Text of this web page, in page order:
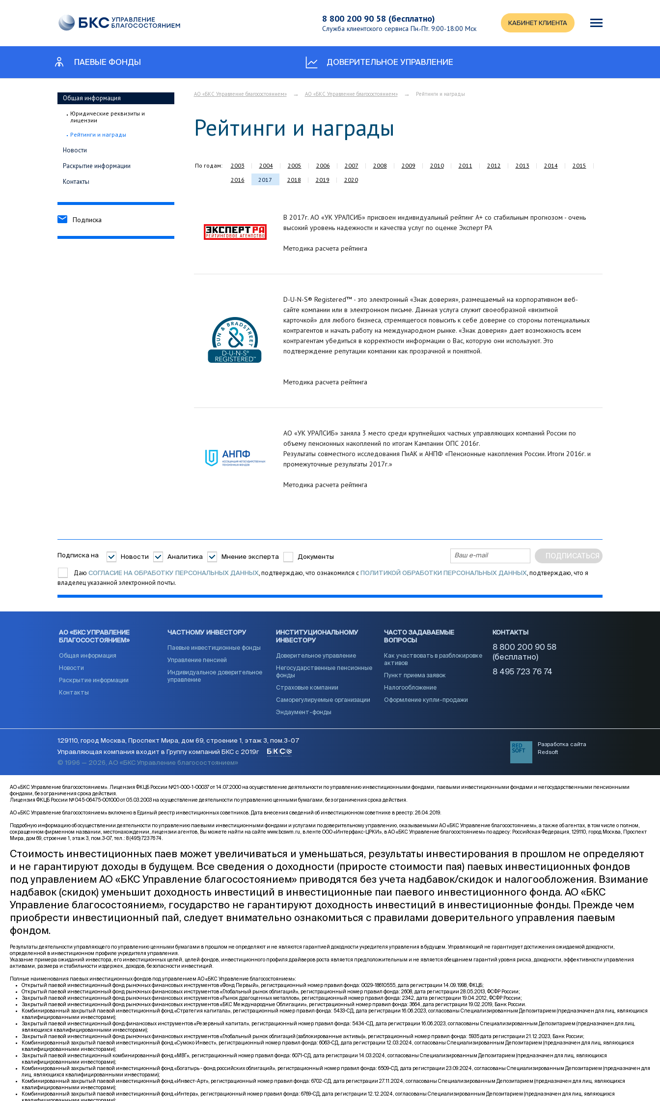
8 800 200 90 58 (бесплатно)
Служба клиентского сервиса Пн.-Пт. 9:00-18:00 Мск
КАБИНЕТ КЛИЕНТА
ПАЕВЫЕ ФОНДЫ ДОВЕРИТЕЛЬНОЕ УПРАВЛЕНИЕ
Общая информация
Юридические реквизиты и
лицензии
Рейтинги и награды
Новости
Раскрытие информации
Контакты
Подписка
АО «БКС Управление благосостоянием» → АО «БКС Управление благосостоянием» → Рейтинги и награды
Рейтинги и награды
По годам: 2003 2004 2005 2006 2007 2008 2009 2010 2011 2012 2013 2014
2015
2016
2017 2018 2019 2020
В 2017г. АО «УК УРАЛСИБ» присвоен индивидуальный рейтинг А+ со стабильным прогнозом - очень
высокий уровень надежности и качества услуг по оценке Эксперт РА
Методика расчета рейтинга
D-U-N-S® Registered™ - это электронный «Знак доверия», размещаемый на корпоративном веб-
сайте компании или в электронном письме. Данная услуга служит своеобразной «визитной
карточкой» для любого бизнеса, стремящегося повысить к себе доверие со стороны потенциальных
контрагентов и начать работу на международном рынке. «Знак доверия» дает возможность всем
контрагентам убедиться в корректности информации о Вас, которую они используют. Это
подтверждение репутации компании как прозрачной и понятной.
Методика расчета рейтинга
АО «УК УРАЛСИБ» заняла 3 место среди крупнейших частных управляющих компаний России по
объему пенсионных накоплений по итогам Кампании ОПС 2016г.
Результаты совместного исследования ПиАК и АНПФ «Пенсионные накопления России. Итоги 2016г. и
промежуточные результаты 2017г.»
Методика расчета рейтинга
Подписка на Новости Аналитика Мнение эксперта Документы ПОДПИСАТЬСЯ
Даю СОГЛАСИЕ НА ОБРАБОТКУ ПЕРСОНАЛЬНЫХ ДАННЫХ, подтверждаю, что ознакомился с ПОЛИТИКОЙ ОБРАБОТКИ ПЕРСОНАЛЬНЫХ ДАННЫХ, подтверждаю, что я
владелец указанной электронной почты.
АО «БКС УПРАВЛЕНИЕ
БЛАГОСОСТОЯНИЕМ»
Общая информация
Новости
Раскрытие информации
Контакты
ЧАСТНОМУ ИНВЕСТОРУ
Паевые инвестиционные фонды
Управление пенсией
Индивидуальное доверительное
управление
ИНСТИТУЦИОНАЛЬНОМУ
ИНВЕСТОРУ
Доверительное управление
Негосударственные пенсионные
фонды
Страховые компании
Саморегулируемые организации
Эндаумент-фонды
ЧАСТО ЗАДАВАЕМЫЕ
ВОПРОСЫ
Как участвовать в разблокировке
активов
Пункт приема заявок
Налогообложение
Оформление купли-продажи
КОНТАКТЫ
8 800 200 90 58
(бесплатно)
8 495 723 76 74
129110, город Москва, Проспект Мира, дом 69, строение 1, этаж 3, пом.3-07
Управляющая компания входит в Группу компаний БКС с 2019г
© 1996 — 2026, АО «БКС Управление благосостоянием»
Разработка сайта
Redsoft
АО «БКС Управление благосостоянием». Лицензия ФКЦБ России №21-000-1-00037 от 14.07.2000 на осуществление деятельности по управлению инвестиционными фондами, паевыми инвестиционными фондами и негосударственными пенсионными
фондами, без ограничения срока действия.
Лицензия ФКЦБ России № 045-06475-001000 от 05.03.2003 на осуществление деятельности по управлению ценными бумагами, без ограничения срока действия.
АО «БКС Управление благосостоянием» включено в Единый реестр инвестиционных советников. Дата внесения сведений об инвестиционном советнике в реестр: 26.04.2019.
Подробную информацию об осуществлении деятельности по управлению паевыми инвестиционными фондами и услугами по доверительному управлению, оказываемыми АО «БКС Управление благосостоянием», а также об агентах, в том числе о полном,
сокращенном фирменном названии, местонахождении, лицензии агентов, Вы можете найти на сайте www.bcswm.ru , в ленте ООО «Интерфакс-ЦРКИ», в АО «БКС Управление благосостоянием» по адресу: Российская Федерация, 129110, город Москва, Проспект
Мира, дом 69, строение 1, этаж 3, пом.3-07, тел.: 8 (495) 723 76 74.
Стоимость инвестиционных паев может увеличиваться и уменьшаться, результаты инвестирования в прошлом не определяют
и не гарантируют доходы в будущем. Все сведения о доходности (приросте стоимости пая) паевых инвестиционных фондов
под управлением АО «БКС Управление благосостоянием» приводятся без учета надбавок/скидок и налогообложения. Взимание
надбавок (скидок) уменьшит доходность инвестиций в инвестиционные паи паевого инвестиционного фонда. АО «БКС
Управление благосостоянием», государство не гарантируют доходность инвестиций в инвестиционные фонды. Прежде чем
приобрести инвестиционный пай, следует внимательно ознакомиться с правилами доверительного управления паевым
фондом.
Результаты деятельности управляющего по управлению ценными бумагами в прошлом не определяют и не являются гарантией доходности учредителя управления в будущем. Управляющий не гарантирует достижения ожидаемой доходности,
определенной в инвестиционном профиле учредителя управления.
Указание примера ожиданий инвестора, его инвестиционных целей, целей фондов, инвестиционного профиля драйверов роста является предположительным и не является обещанием гарантий уровня риска, доходности, эффективности управления
активами, размера и стабильности издержек, доходов, безопасности инвестиций.
Полные наименования паевых инвестиционных фондов под управлением АО «БКС Управление благосостоянием»:
Открытый паевой инвестиционный фонд рыночных финансовых инструментов «Фонд Первый», регистрационный номер правил фонда: 0029-18610555, дата регистрации 14.09.1998, ФКЦБ;
Открытый паевой инвестиционный фонд рыночных финансовых инструментов «Глобальный рынок облигаций», регистрационный номер правил фонда: 2608, дата регистрации 28.05.2013, ФСФР России;
Закрытый паевой инвестиционный фонд рыночных финансовых инструментов «Рынок драгоценных металлов», регистрационный номер правил фонда: 2342, дата регистрации 19.04.2012, ФСФР России;
Закрытый паевой инвестиционный фонд рыночных финансовых инструментов «БКС Международные Облигации», регистрационный номер правил фонда: 3664, дата регистрации 19.02.2019, Банк России.
Комбинированный закрытый паевой инвестиционный фонд «Стратегия капитала», регистрационный номер правил фонда: 5433-СД, дата регистрации 16.06.2023, согласованы Специализированным Депозитарием (предназначен для лиц, являющихся
квалифицированными инвесторами);
Закрытый паевой инвестиционный фонд финансовых инструментов «Резервный капитал», регистрационный номер правил фонда: 5434-СД, дата регистрации 16.06.2023, согласованы Специализированным Депозитарием (предназначен для лиц,
являющихся квалифицированными инвесторами);
Закрытый паевой инвестиционный фонд рыночных финансовых инструментов «Глобальный рынок облигаций (заблокированные активы)», регистрационный номер правил фонда: 5935 дата регистрации 21.12.2023, Банк России;
Комбинированный закрытый паевой инвестиционный фонд «Сумоко Инвест», регистрационный номер правил фонда: 6063-СД, дата регистрации 12.03.2024, согласованы Специализированным Депозитарием (предназначен для лиц, являющихся
квалифицированными инвесторами);
Закрытый паевой инвестиционный комбинированный фонд «МВГ», регистрационный номер правил фонда: 6071-СД, дата регистрации 14.03.2024, согласованы Специализированным Депозитарием (предназначен для лиц, являющихся
квалифицированными инвесторами);
Комбинированный закрытый паевой инвестиционный фонд «Богатырь - фонд российских облигаций», регистрационный номер правил фонда: 6509-СД, дата регистрации 23.09.2024, согласованы Специализированным Депозитарием (предназначен для
лиц, являющихся квалифицированными инвесторами);
Комбинированный закрытый паевой инвестиционный фонд «Инвест-Арт», регистрационный номер правил фонда: 6702-СД, дата регистрации 27.11.2024, согласованы Специализированным Депозитарием (предназначен для лиц, являющихся
квалифицированными инвесторами);
Комбинированный закрытый паевой инвестиционный фонд «Интера», регистрационный номер правил фонда: 6769-СД, дата регистрации 12.12.2024, согласованы Специализированным Депозитарием (предназначен для лиц, являющихся